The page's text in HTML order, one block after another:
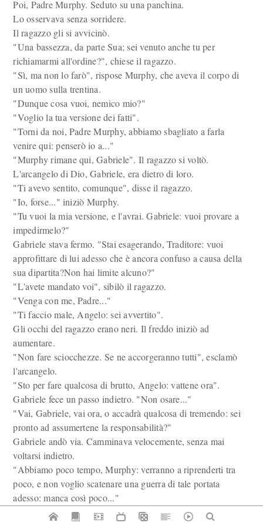
Poi, Padre Murphy. Seduto su una panchina.
Lo osservava senza sorridere.
Il ragazzo gli si avvicinò.
"Una bassezza, da parte Sua; sei venuto anche tu per
richiamarmi all'ordine?", chiese il ragazzo.
"Sì, ma non lo farò", rispose Murphy, che aveva il corpo di
un uomo sulla trentina.
"Dunque cosa vuoi, nemico mio?"
"Voglio la tua versione dei fatti".
"Torni da noi, Padre Murphy, abbiamo sbagliato a farla
venire qui: penserò io a..."
"Murphy rimane qui, Gabriele". Il ragazzo si voltò.
L'arcangelo di Dio, Gabriele, era dietro di loro.
"Ti avevo sentito, comunque", disse il ragazzo.
"Io, forse..." iniziò Murphy.
"Tu vuoi la mia versione, e l'avrai. Gabriele: vuoi provare a
impedirmelo?"
Gabriele stava fermo. "Stai esagerando, Traditore: vuoi
approfittare di lui adesso che è ancora confuso a causa della
sua dipartita?Non hai limite alcuno?"
"L'avete mandato voi", sibilò il ragazzo.
"Venga con me, Padre..."
"Ti faccio male, Angelo: sei avvertito".
Gli occhi del ragazzo erano neri. Il freddo iniziò ad
aumentare.
"Non fare sciocchezze. Se ne accorgeranno tutti", esclamò
l'arcangelo.
"Sto per fare qualcosa di brutto, Angelo: vattene ora".
Gabriele fece un passo indietro. "Non osare..."
"Vai, Gabriele, vai ora, o accadrà qualcosa di tremendo: sei
pronto ad assumertene la responsabilità?"
Gabriele andò via. Camminava velocemente, senza mai
voltarsi indietro.
"Abbiamo poco tempo, Murphy: verranno a riprenderti tra
poco, e non voglio scatenare una guerra di tale portata
adesso: manca così poco..."
... E si trovarono sulla cima del grattacielo della Pan Am di